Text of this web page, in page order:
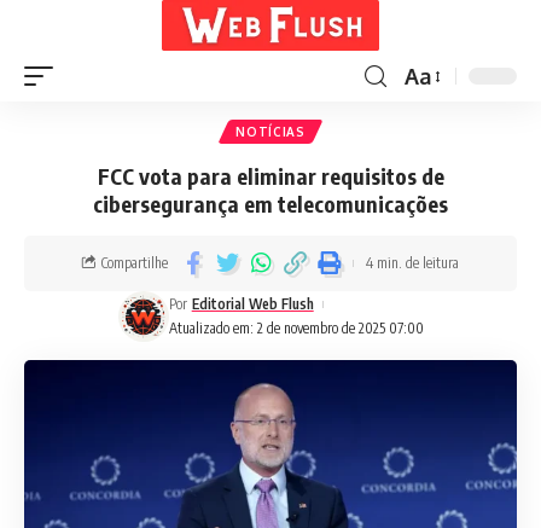
Aa
NOTÍCIAS
FCC vota para eliminar requisitos de
cibersegurança em telecomunicações
Atualizado em: 2 de novembro de 2025 07:00
Por Editorial Web Flush
Compartilhe 4 min. de leitura